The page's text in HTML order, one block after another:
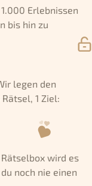
Erlebnissen
bis hin zu
legen den
1 Ziel:
wird es
noch nie einen